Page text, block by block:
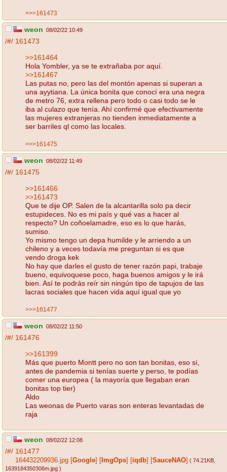
>>>161473
weon 08/02/22 10:49
/#/ 161473
>>161464
Hola Yombler, ya se te extrañaba por aquí.
>>161467
Las putas no, pero las del montón apenas si superan a
una ayytiana. La única bonita que conocí era una negra
de metro 76, extra rellena pero todo o casi todo se le
iba al culazo que tenía. Ahí confirmé que efectivamente
las mujeres extranjeras no tienden inmediatamente a
ser barriles ql como las locales.
>>>161475
weon 08/02/22 11:49
/#/ 161475
>>161466
>>161473
Que te dije OP. Salen de la alcantarilla solo pa decir
estupideces. No es mi país y qué vas a hacer al
respecto? Un coñoelamadre, eso es lo que harás,
sumiso.
Yo mismo tengo un depa humilde y le arriendo a un
chileno y a veces todavía me preguntan si es que
vendo droga kek
No hay que darles el gusto de tener razón papi, trabaje
bueno, equivoquese poco, haga buenos amigos y le irá
bien. Así te podrás reír sin ningún tipo de tapujos de las
lacras sociales que hacen vida aquí igual que yo
>>>161477
weon 08/02/22 11:50
/#/ 161476
>>161399
Más que puerto Montt pero no son tan bonitas, eso sí,
antes de pandemia si tenías suerte y perso, te podías
comer una europea ( la mayoría que llegaban eran
bonitas top tier)
Aldo
Las weonas de Puerto varas son enteras levantadas de
raja
weon 08/02/22 12:08
/#/ 161477
164432209936.jpg Google ImgOps iqdb SauceNAO ( 74.21KB
1639184350306m.jpg )